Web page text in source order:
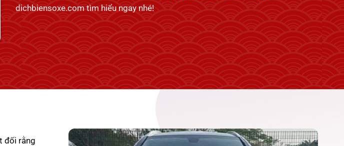
dichbiensoxe.com tìm hiểu ngay nhé!
đối rằng